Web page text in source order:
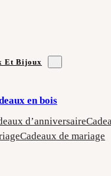
Et Bijoux
en bois
d’anniversaire
Cadeaux de mariage